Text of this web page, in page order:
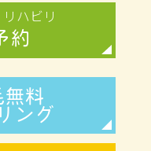
せ 】
り】夜中の激
脱水」が原因
ハビリ
約
無料
ング